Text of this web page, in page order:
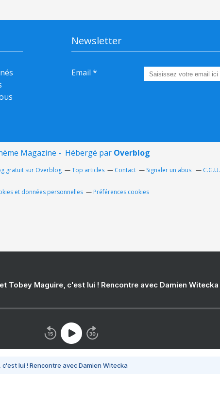
Newsletter
Email
Magazine - Hébergé par Overblog
gratuit sur Overblog Top articles Contact Signaler un abus C.G.U.
et données personnelles Préférences cookies
Tobey Maguire, c'est lui ! Rencontre avec Damien Witecka
lui ! Rencontre avec Damien Witecka